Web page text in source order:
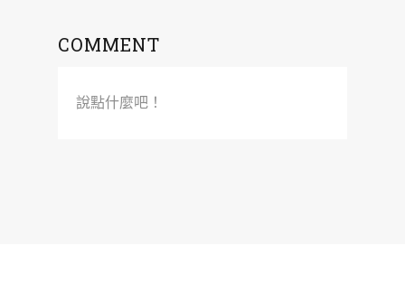
COMMENT
說點什麼吧！